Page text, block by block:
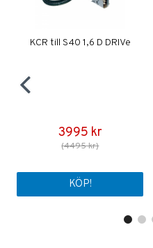
KCR till S40 1,6 D DRIVe
3995 kr
(4495 kr)
KÖP!